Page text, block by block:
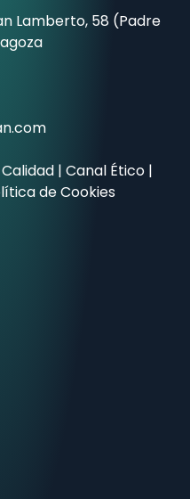
Lamberto, 58 (Padre
| Canal Ético |
de Cookies